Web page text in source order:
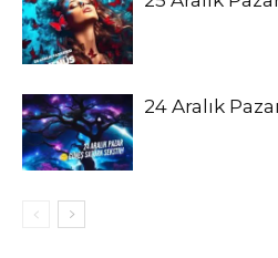
24 Aralık